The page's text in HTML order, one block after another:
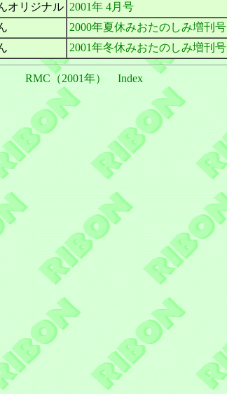
オリジナル 2001年 4月号
2000年夏休みおたのしみ増刊号
2001年冬休みおたのしみ増刊号
RMC（2001年） Index